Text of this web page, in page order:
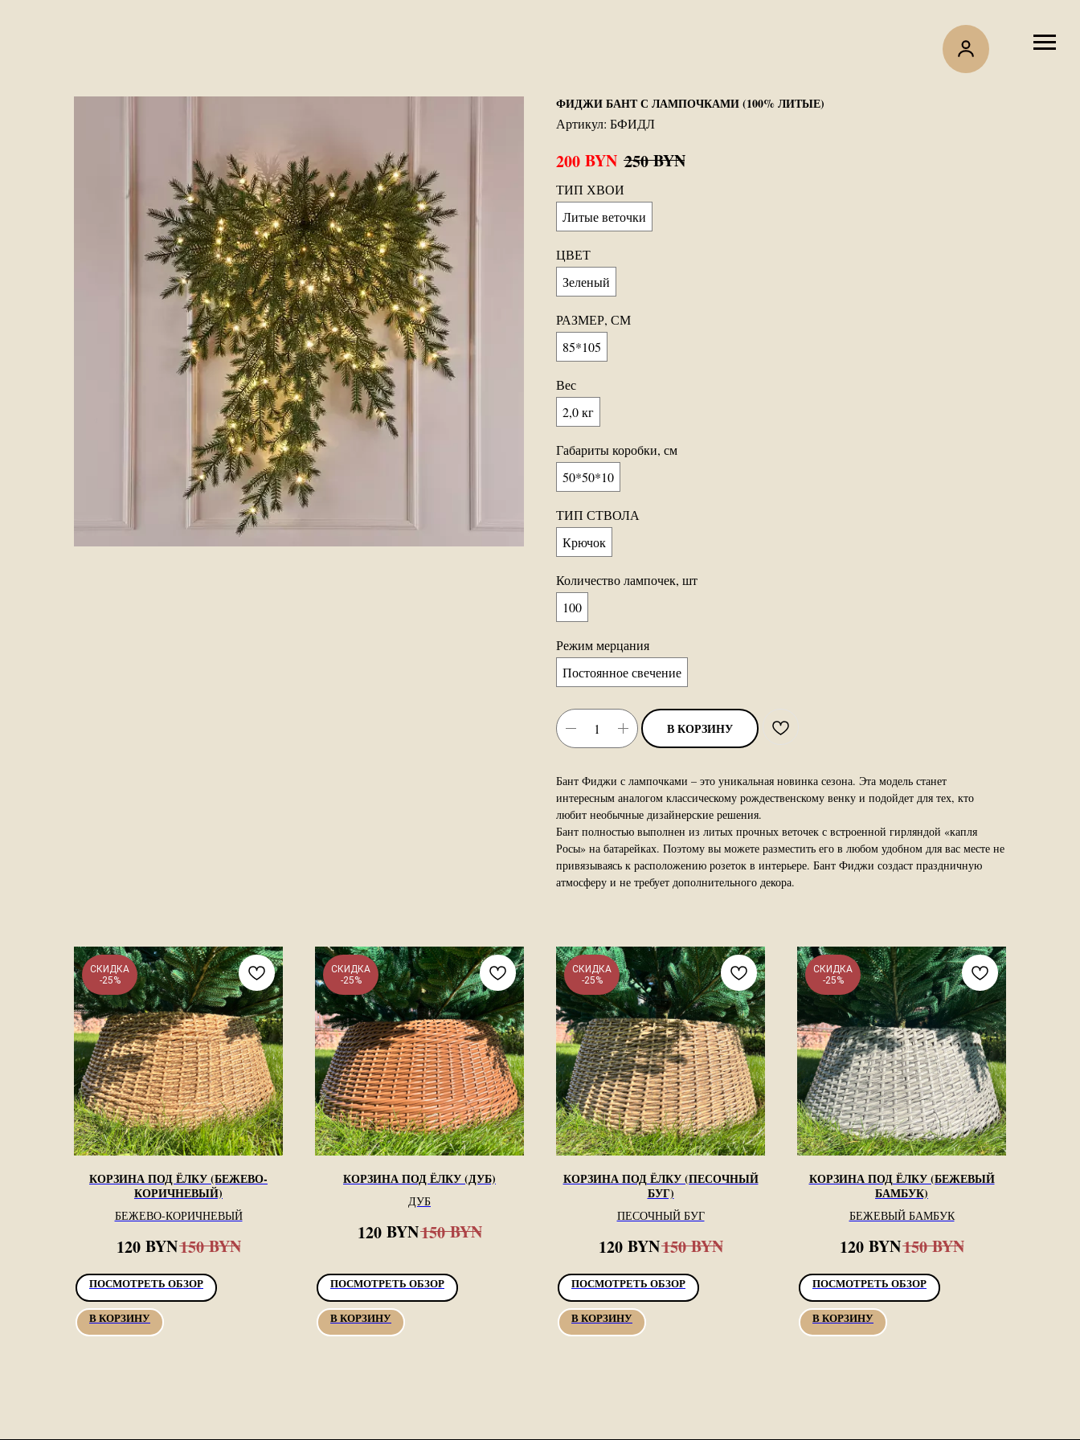
ФИДЖИ БАНТ С ЛАМПОЧКАМИ (100% ЛИТЫЕ)
Артикул: БФИДЛ
200 BYN 250 BYN
ТИП ХВОИ
Литые веточки
ЦВЕТ
Зеленый
РАЗМЕР, СМ
85*105
Вес
2,0 кг
Габариты коробки, см
50*50*10
ТИП СТВОЛА
Крючок
Количество лампочек, шт
100
Режим мерцания
Постоянное свечение
В КОРЗИНУ
Бант Фиджи с лампочками – это уникальная новинка сезона. Эта модель станет
интересным аналогом классическому рождественскому венку и подойдет для тех, кто
любит необычные дизайнерские решения.
Бант полностью выполнен из литых прочных веточек с встроенной гирляндой «капля
Росы» на батарейках. Поэтому вы можете разместить его в любом удобном для вас месте не
привязываясь к расположению розеток в интерьере. Бант Фиджи создаст праздничную
атмосферу и не требует дополнительного декора.
СКИДКА
-25%
КОРЗИНА ПОД ЁЛКУ (БЕЖЕВО-
КОРИЧНЕВЫЙ)
БЕЖЕВО-КОРИЧНЕВЫЙ
120 BYN150 BYN
ПОСМОТРЕТЬ ОБЗОР
В КОРЗИНУ
СКИДКА
-25%
КОРЗИНА ПОД ЁЛКУ (ДУБ)
ДУБ
120 BYN150 BYN
ПОСМОТРЕТЬ ОБЗОР
В КОРЗИНУ
СКИДКА
-25%
КОРЗИНА ПОД ЁЛКУ (ПЕСОЧНЫЙ
БУГ)
ПЕСОЧНЫЙ БУГ
120 BYN150 BYN
ПОСМОТРЕТЬ ОБЗОР
В КОРЗИНУ
СКИДКА
-25%
КОРЗИНА ПОД ЁЛКУ (БЕЖЕВЫЙ
БАМБУК)
БЕЖЕВЫЙ БАМБУК
120 BYN150 BYN
ПОСМОТРЕТЬ ОБЗОР
В КОРЗИНУ